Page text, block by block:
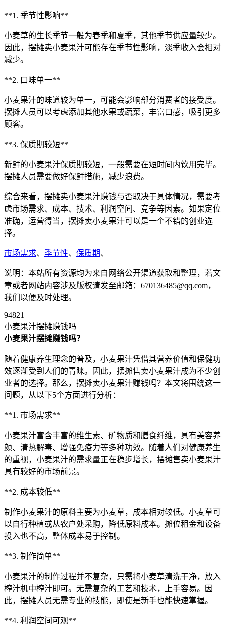
**1. 季节性影响**
小麦草的生长季节一般为春季和夏季，其他季节供应量较少。
因此，摆摊卖小麦果汁可能存在季节性影响，淡季收入会相对
减少。
**2. 口味单一**
小麦果汁的味道较为单一，可能会影响部分消费者的接受度。
摆摊人员可以考虑添加其他水果或蔬菜，丰富口感，吸引更多
顾客。
**3. 保质期较短**
新鲜的小麦果汁保质期较短，一般需要在短时间内饮用完毕。
摆摊人员需要做好保鲜措施，减少浪费。
综合来看，摆摊卖小麦果汁赚钱与否取决于具体情况，需要考
虑市场需求、成本、技术、利润空间、竞争等因素。如果定位
准确，运营得当，摆摊卖小麦果汁可以是一个不错的创业选
择。
市场需求、 季节性、 保质期、
说明：本站所有资源均为来自网络公开渠道获取和整理，若文
章或者网站内容涉及版权请发至邮箱：670136485@qq.com，
我们以便及时处理。
94821
小麦果汁摆摊赚钱吗
小麦果汁摆摊赚钱吗？
随着健康养生理念的普及，小麦果汁凭借其营养价值和保健功
效逐渐受到人们的青睐。因此，摆摊售卖小麦果汁成为不少创
业者的选择。那么，摆摊卖小麦果汁赚钱吗？本文将围绕这一
问题，从以下5个方面进行分析：
**1. 市场需求**
小麦果汁富含丰富的维生素、矿物质和膳食纤维，具有美容养
颜、清热解毒、增强免疫力等多种功效。随着人们对健康养生
的重视，小麦果汁的需求量正在稳步增长，摆摊售卖小麦果汁
具有较好的市场前景。
**2. 成本较低**
制作小麦果汁的原料主要为小麦草，成本相对较低。小麦草可
以自行种植或从农户处采购，降低原料成本。摊位租金和设备
投入也不高，整体成本易于控制。
**3. 制作简单**
小麦果汁的制作过程并不复杂，只需将小麦草清洗干净，放入
榨汁机中榨汁即可。无需复杂的工艺和技术，上手容易。因
此，摆摊人员无需专业的技能，即使是新手也能快速掌握。
**4. 利润空间可观**